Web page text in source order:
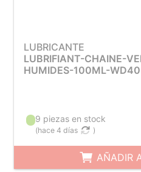
LUBRICANTE
LUBRIFIANT-CHAINE-
HUMIDES-100ML-WD40
9 piezas en stock
(hace 4 días )
AÑADIR